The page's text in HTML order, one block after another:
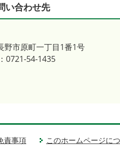
い合わせ先
野市原町一丁目1番1号
0721-54-1435
責事項 このホームページに